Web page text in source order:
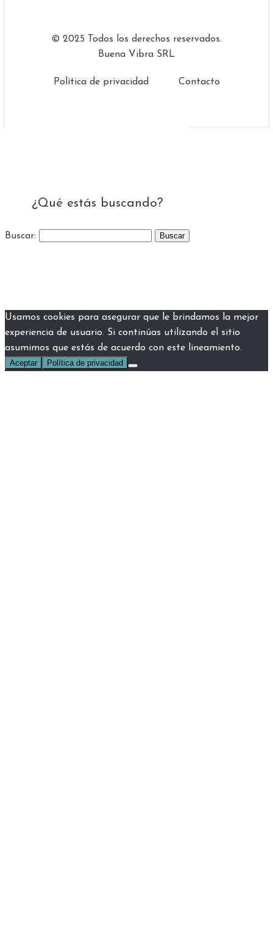
© 2025 Todos los derechos reservados.
Buena Vibra SRL
Política de privacidad Contacto
¿Qué estás buscando?
Buscar:
Usamos cookies para asegurar que le brindamos la mejor
experiencia de usuario. Si continúas utilizando el sitio
asumimos que estás de acuerdo con este lineamiento.
Aceptar Política de privacidad